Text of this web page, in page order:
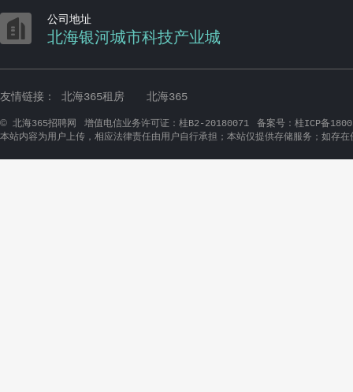
 公司地址
北海银河城市科技产业城
友情链接： 北海365租房 北海365
© 北海365招聘网 增值电信业务许可证：桂B2-20180071
备案号：桂ICP备
本站内容为用户上传，相应法律责任由用户自行承担；本站仅提供存储服务；如存